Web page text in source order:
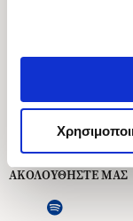
Εξυπηρέτηση Πελατών
ΑΚΟΛΟΥΘΗΣΤΕ ΜΑΣ